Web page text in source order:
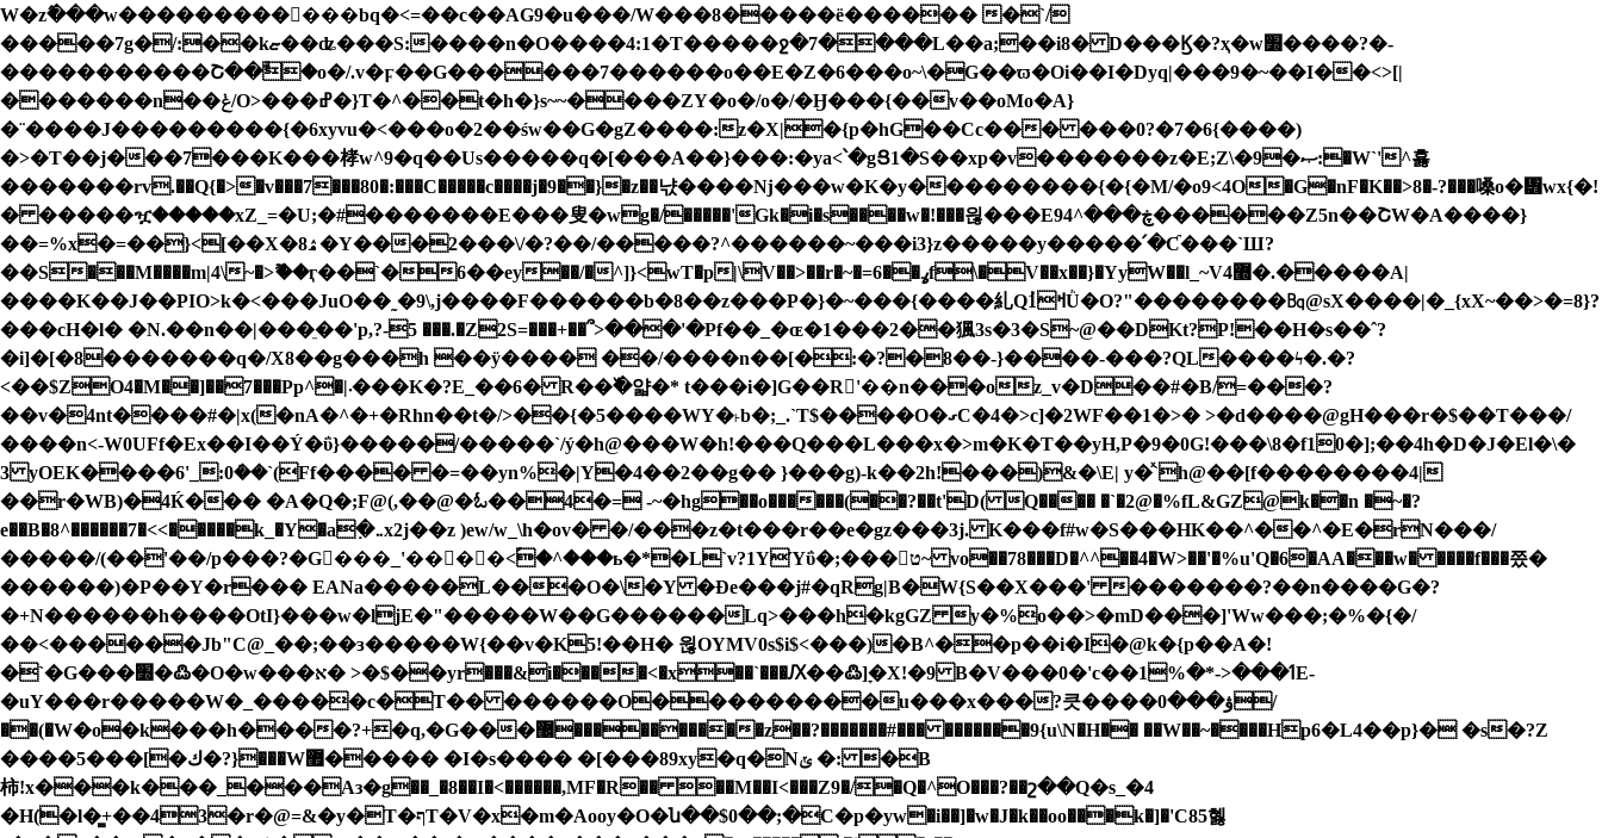
W�z߮���w���������󛧋���bq�<=��c��AG9�u���/W���8�����ë������ �`/
�����7g�/:��kޏ��ʥ���S:����n�O����4:1�T�����ջ�7����L��a;��i8� D���Ϗ�?ҳ�w׽����?�-
�����������Շ��ۗ�o�/.v�ϝ��G������7������o��E�Z�6���o~\�G��ϖ�Oi��I�Dyq|���9�~��I��<>[|
�������n��ݟ/O>���ߝ�}T�^��t�h�}s~~����ZY�o�/o�/�Ӈ���{��v��oMo�A}
�¨����J���������{�6xyvu�<���o�2��św��G�gZ����:z�X|�{p�hG��Cc��� ���0?�7�6{����)
�>�T��j���7���K���㭳w^9�q��Us�����q�[���A��}���:�ya<՝�gՑ1�S��xp�v�������z�E;Z\�9�ޞ:�W`'^횷
�������rv.��Q{�>�v���7���80�:���C�����c����j�9��}�z��냓��� �ǋ���w�K�y���������{�{�M/�ο9<4O�G�nF�K��>8�-?���嗓o�᥻wx{�!
� �����ዧ�����xZ_=�U;�#�������E���叟�wg�/�����'Gk�i�s����w�!���읞���E9ڿ���^4������Z5n��ՇW�A����}
��=%x�=��}<[��X�8ۿ�Y���2���\/�?��/�����?^������~���i3}z�����y�����՛�Ƈ���`Ш?
��S���M����m|4\~�>ޫ��ӷ��`�6��ey��/�^]}<wT�p|\V��>��r�~�=6��ߩf\�V��x��}�YyW��l_~V޽4�.�����A|
����K��J��PIO>k�<���JuO��˷�9\,j����F������b�8��z���P�}�~���{����糺Q1ߞ̓Ǜ�O?"��������㏃@sX����|�_{xX~��>�=8}?
���cH�l� � N.��n��|���ֵ��'p,?-5 ���.�Z2S=���+��՞>���'�Pf��_�ɶ�1���2��猦3s�3�S~@��DKt?P!��H�s��ˆ?
�i]�[�8�������q�/X8��g���h ��ÿ���� ��/����n��[�:�?�8��-}����-���?QL����ϟ�.�?
<��$ZO4�M��]��7���Pp^�|܁���K�?E_��6� R��߰�얇�* t���i�]G��R'��n���oz_v�D��#�B/=���?
��v�4nt����#�|x(�nA�^�+�Rhn��t�/>��{�5����WY�˫b�;_.`T$����O�ގC�4�>c]�2WF��1�>� >�d����@gH���r�$��T���/
����n<-W0UFf�Ex��I��Ý�ΰ}�����/�����`/ý�h@���W�h!���Q���L���x�>m�K�T��yH,P�9�0G!���\8�f10�];��4h�D�J�El�\�
3 yOEK����6'_:0݁��`(Ff���� �=��yn%�|Y�4��2��g�� }���g)-k��2h!���)&�\Ε| y�ͯ`h@��[f��������4|
��r�WB)�4Ќ��� �A�Q�;F@(,��@�ಓ��4�= -~�hg��o������(��?��t'D( Q���� �`�2@�%fL&GZ@k��n �~�?
e��B�8^������7�<<�����k_�Y�a߲�܅x2j��z )ew/w_\h�ov� �/���z�t���r��e�gz���3j. K���f#w�S���HK��^��^�E�rN���/
�����/(��'��/p���?�G���_'�� ��<ؑ�^���ь�*�L`v?1YΎΰ�;���ט~ vo��78���D�^^��4�W>��'�%u'Q�6�AA���w� ����f���쯨�
������)�P��Y�r��� EANa�����L���O�\�Y �Đe���j#�qRg|B�W{S��X���' �������?��n����G�?
�+N������h����OtI}���w�ljE�"�����W��G������Lq>���h�kgGZ y�%o��>�mD���]'Ww���;�%�{�/
��<������Jb"C@_��;��ɜ�����W{��v�K5!��H� 윊OYMV0s$i$<���)�B^��p��i�I�@k�{p��A�!
�`�G���׽�߷�O�w���א� >�$��yr���&i����<�x��`���Ԕ��߷]ׇ�X!�9 B�V���0�'c��ߗ���<-*�1%E-
�uY���r�����W�_�����c�T�� ������O���������u���x���?큿����ۋ���0/
��(�W�o�k���h����?+�q,�G���޼����������z��?�������#��� �������9{u\N�H�� ��W��~����Ηp6�L4��p}� �s�?Z
����5���[�ك�?}���W޿����� �I�s���� �[���89xy�q�Nݵ �: �B
柿!x���k���_���Aз�g��_�8��I�<������,MF�R�� ��M��I<���Z9�/�Q�^O���?��շ��Q�s_�4
�H(̈�l�̻+��43�r�@=&�y�T�ףT�V�x�m�Aooy�O�ն��$0��;�C�р�yw�i��]�w�J�k��oo���k�]�'C85혫